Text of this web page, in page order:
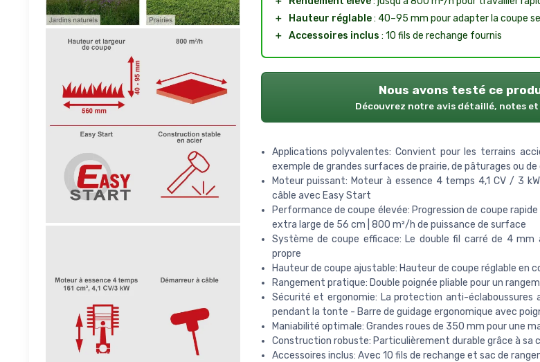
＋
Hauteur réglable: 40–95 mm pour adapter la coupe
＋ Accessoires inclus : 10 fils de rechange fournis
Nous avons testé ce
Découvrez notre avis détaillé, notes
Applications polyvalentes: Convient pour les terrains
exemple de grandes surfaces de prairie, de pâturages ou
Moteur puissant: Moteur à essence 4 temps 4,1 CV / 3
câble avec Easy Start
Performance de coupe élevée: Progression de coupe
extra large de 56 cm | 800 m²/h de puissance de surface
Système de coupe efficace: Le double fil carré de 4
propre
Hauteur de coupe ajustable: Hauteur de coupe réglable en
Rangement pratique: Double poignée pliable pour un
Sécurité et ergonomie: La protection anti-éclaboussures
pendant la tonte - Barre de guidage ergonomique avec
Maniabilité optimale: Grandes roues de 350 mm pour une
Construction robuste: Particulièrement durable grâce à sa
Accessoires inclus: Avec 10 fils de rechange et sac de